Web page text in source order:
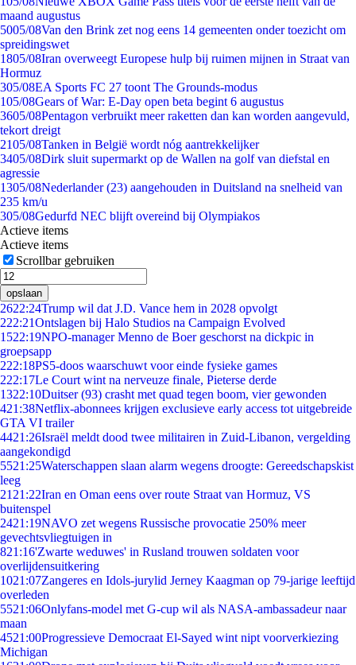
maand augustus
5005/08Van den Brink zet nog eens 14 gemeenten onder toezicht om
spreidingswet
1805/08Iran overweegt Europese hulp bij ruimen mijnen in Straat van
Hormuz
305/08EA Sports FC 27 toont The Grounds-modus
105/08Gears of War: E-Day open beta begint 6 augustus
3605/08Pentagon verbruikt meer raketten dan kan worden aangevuld,
tekort dreigt
2105/08Tanken in België wordt nóg aantrekkelijker
3405/08Dirk sluit supermarkt op de Wallen na golf van diefstal en
agressie
1305/08Nederlander (23) aangehouden in Duitsland na snelheid van
235 km/u
305/08Gedurfd NEC blijft overeind bij Olympiakos
Actieve items
Actieve items
Scrollbar gebruiken
opslaan
2622:24Trump wil dat J.D. Vance hem in 2028 opvolgt
222:21Ontslagen bij Halo Studios na Campaign Evolved
1522:19NPO-manager Menno de Boer geschorst na dickpic in
groepsapp
222:18PS5-doos waarschuwt voor einde fysieke games
222:17Le Court wint na nerveuze finale, Pieterse derde
1322:10Duitser (93) crasht met quad tegen boom, vier gewonden
421:38Netflix-abonnees krijgen exclusieve early access tot uitgebreide
GTA VI trailer
4421:26Israël meldt dood twee militairen in Zuid-Libanon, vergelding
aangekondigd
5521:25Waterschappen slaan alarm wegens droogte: Gereedschapskist
leeg
21 21:22Iran en Oman eens over route Straat van Hormuz, VS
buitenspel
2421:19NAVO zet wegens Russische provocatie 250% meer
gevechtsvliegtuigen in
821:16'Zwarte weduwes' in Rusland trouwen soldaten voor
overlijdensuitkering
1021:07Zangeres en Idols-jurylid Jerney Kaagman op 79-jarige leeftijd
overleden
5521:06Onlyfans-model met G-cup wil als NASA-ambassadeur naar
maan
4521:00Progressieve Democraat El-Sayed wint nipt voorverkiezing
Michigan